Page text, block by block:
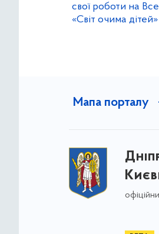
свої роботи на
«Світ очима дітей»
Мапа порталу